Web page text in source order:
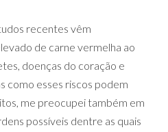
recentes vêm
de carne vermelha ao
doenças do coração e
como esses riscos podem
me preocupei também em
possíveis dentre as quais